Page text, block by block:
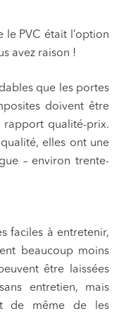
le PVC était l’option
avez raison !
que les portes
doivent être
rapport qualité-prix.
elles ont une
– environ trente-
faciles à entretenir,
beaucoup moins
être laissées
entretien, mais
de même de les